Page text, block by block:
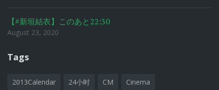
【#新垣結衣】このあと22:30
August 23, 2020
Tags
2013Calendar 24小时 CM Cinema